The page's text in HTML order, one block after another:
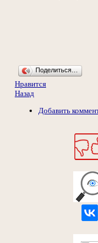
Поделиться…
Нравится
Назад
Добавить